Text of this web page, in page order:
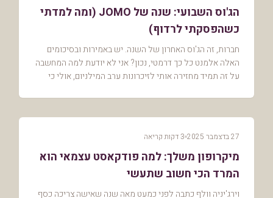
הג'וס השבועי: שנה של JOMO (ומה למדתי
כשהפסקתי לרדוף)
חברות, זה הג'וס האחרון של השנה. יש באמירות ובסיכומים
האלה אלמנט כל כך דרמטי, נכון? אני לא יודעת למה המחשבה
על זה תמיד מחזירה אותי לזיכרונות ערב המילניום, אולי כי
27 בדצמבר 2025 3 דקות קריאה
מיקרופון משלך: למה פודקאסט עצמאי הוא
המרד הכי חשוב שתעשי
וירג'יניה וולף כתבה לפני כמעט מאה שנה שאישה צריכה כסף